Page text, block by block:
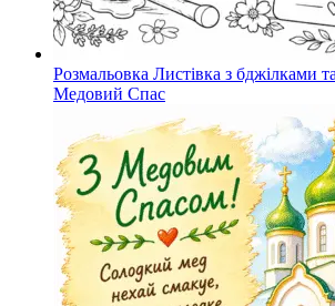
Розмальовка Листівка з бджілками
Медовий Спас